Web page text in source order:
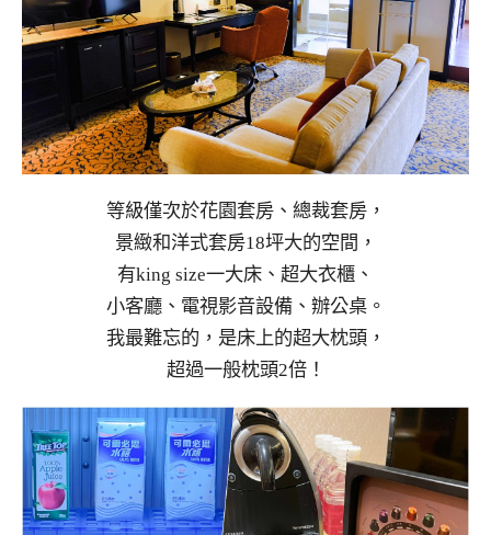
等級僅次於花園套房、總裁套房，
景緻和洋式套房18坪大的空間，
有king size一大床、超大衣櫃、
小客廳、電視影音設備、辦公桌。
我最難忘的，是床上的超大枕頭，
超過一般枕頭2倍！